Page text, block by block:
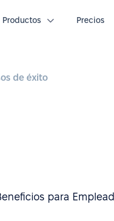
Productos Precios
de éxito
para